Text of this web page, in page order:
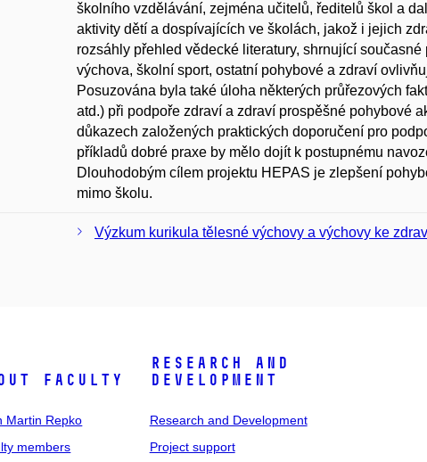
školního vzdělávání, zejména učitelů, ředitelů škol a
aktivity dětí a dospívajících ve školách, jakož i jejich
rozsáhly přehled vědecké literatury, shrnující
výchova, školní sport, ostatní pohybové a zdraví
Posuzována byla také úloha některých průřezových
atd.) při podpoře zdraví a zdraví prospěšné pohybové
důkazech založených praktických doporučení pro
příkladů dobré praxe by mělo dojít k postupnému
Dlouhodobým cílem projektu HEPAS je zlepšení
mimo školu.
Výzkum kurikula tělesné výchovy a výchovy ke
faculty
Martin Repko
members
Research and
Development
Research and Development
Project support